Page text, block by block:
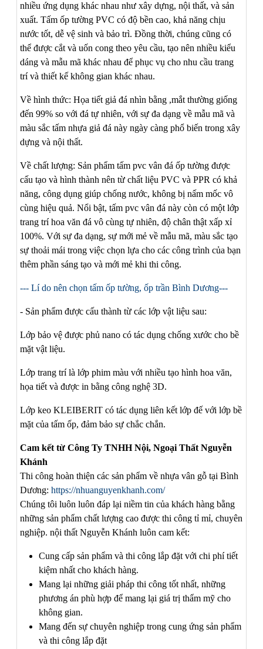
nhiều ứng dụng khác nhau như xây dựng, nội thất, và sản
xuất. Tấm ốp tường PVC có độ bền cao, khả năng chịu
nước tốt, dễ vệ sinh và bảo trì. Đồng thời, chúng cũng có
thể được cắt và uốn cong theo yêu cầu, tạo nên nhiều kiểu
dáng và mẫu mã khác nhau để phục vụ cho nhu cầu trang
trí và thiết kế không gian khác nhau.
Về hình thức: Họa tiết giả đá nhìn bằng ,mắt thường giống
đến 99% so với đá tự nhiên, với sự đa dạng về mẫu mã và
màu sắc tấm nhựa giả đá này ngày càng phổ biến trong xây
dựng và nội thất.
Về chất lượng: Sản phẩm tấm pvc vân đá ốp tường được
cấu tạo và hình thành nên từ chất liệu PVC và PPR có khả
năng, công dụng giúp chống nước, không bị nấm mốc vô
cùng hiệu quả. Nổi bật, tấm pvc vân đá này còn có một lớp
trang trí hoa văn đá vô cùng tự nhiên, độ chân thật xấp xỉ
100%. Với sự đa dạng, sự mới mẻ về mẫu mã, màu sắc tạo
sự thoải mái trong việc chọn lựa cho các công trình của bạn
thêm phần sáng tạo và mới mẻ khi thi công.
--- Lí do nên chọn tấm ốp tường, ốp trần Bình Dương---
- Sản phẩm được cấu thành từ các lớp vật liệu sau:
Lớp bảo vệ được phủ nano có tác dụng chống xước cho bề
mặt vật liệu.
Lớp trang trí là lớp phim màu với nhiều tạo hình hoa văn,
họa tiết và được in bằng công nghệ 3D.
Lớp keo KLEIBERIT có tác dụng liên kết lớp đế với lớp bề
mặt của tấm ốp, đảm bảo sự chắc chắn.
Cam kết từ Công Ty TNHH Nội, Ngoại Thất Nguyễn
Khánh
Thi công hoàn thiện các sản phẩm về nhựa vân gỗ tại Bình
Dương: https://nhuanguyenkhanh.com/
Chúng tôi luôn luôn đáp lại niềm tin của khách hàng bằng
những sản phẩm chất lượng cao được thi công tỉ mỉ, chuyên
nghiệp. nội thất Nguyễn Khánh luôn cam kết:
Cung cấp sản phẩm và thi công lắp đặt với chi phí tiết
kiệm nhất cho khách hàng.
Mang lại những giải pháp thi công tốt nhất, những
phương án phù hợp để mang lại giá trị thẩm mỹ cho
không gian.
Mang đến sự chuyên nghiệp trong cung ứng sản phẩm
và thi công lắp đặt